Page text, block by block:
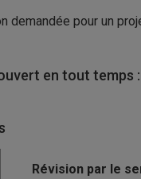
demandée pour un
en tout temps